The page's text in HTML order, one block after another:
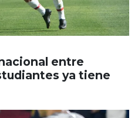
entre
ya tiene